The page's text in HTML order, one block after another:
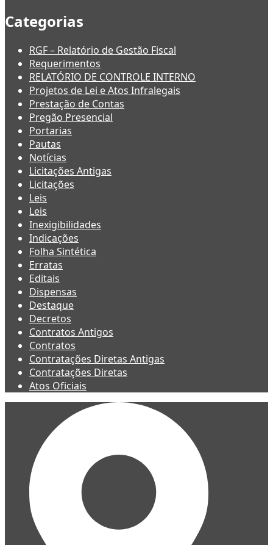
Categorias
RGF – Relatório de Gestão Fiscal
Requerimentos
RELATÓRIO DE CONTROLE INTERNO
Projetos de Lei e Atos Infralegais
Prestação de Contas
Pregão Presencial
Portarias
Pautas
Notícias
Licitações Antigas
Licitações
Leis
Leis
Inexigibilidades
Indicações
Folha Sintética
Erratas
Editais
Dispensas
Destaque
Decretos
Contratos Antigos
Contratos
Contratações Diretas Antigas
Contratações Diretas
Atos Oficiais